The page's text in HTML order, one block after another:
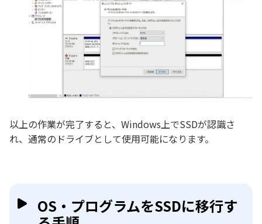
以上の作業が完了すると、Windows上でSSDが認識さ
れ、通常のドライブとして使用可能になります。
OS・プログラムをSSDに移行す